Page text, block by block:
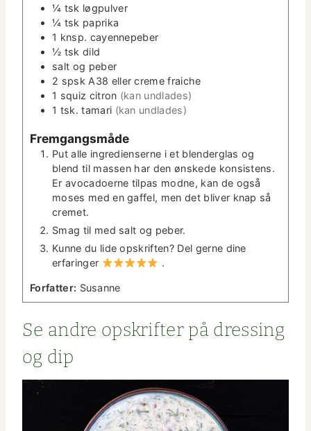
¼ tsk løg­pul­ver
¼ tsk papri­ka
1 knsp. cayen­nepe­ber
½ tsk dild
salt og peber
2 spsk A38 eller creme fraiche
1 squiz cit­ron (kan und­lades)
1 tsk. tamari (kan und­lades)
Frem­gangsmåde
Put alle ingre­di­enserne i et blender­glas og
blend til massen har den ønskede kon­sis­tens.
Er avo­ca­do­erne tilpas modne, kan de også
moses med en gaffel, men det bliv­er knap så
cremet.
Smag til med salt og peber.
Kunne du lide opskriften? Del gerne dine
erfaringer
.
For­fat­ter: Susanne
Se andre opskrifter på dress­ing
og dip